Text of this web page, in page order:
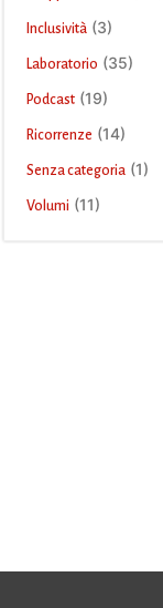
Inclusività (3)
Laboratorio (35)
Podcast (19)
Ricorrenze (14)
Senza categoria (1)
Volumi (11)